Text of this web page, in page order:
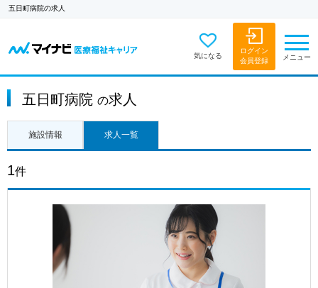
五日町病院の求人
気になる
ログイン
会員登録
メニュー
五日町病院 の求人
施設情報 求人一覧
1件